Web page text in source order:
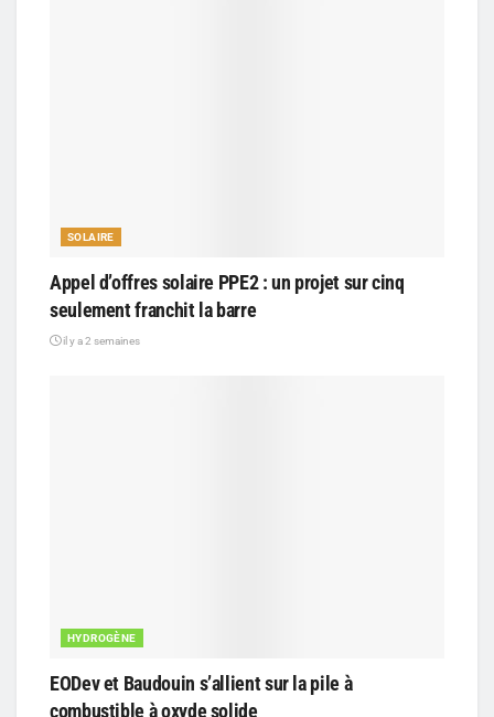
SOLAIRE
Appel d’offres solaire PPE2 : un projet sur cinq
seulement franchit la barre
il y a 2 semaines
HYDROGÈNE
EODev et Baudouin s’allient sur la pile à
combustible à oxyde solide